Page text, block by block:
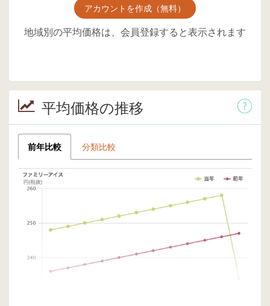
アカウントを作成（無料）
地域別の平均価格は、会員登録すると表示されます
平均価格の推移
前年比較 分類比較